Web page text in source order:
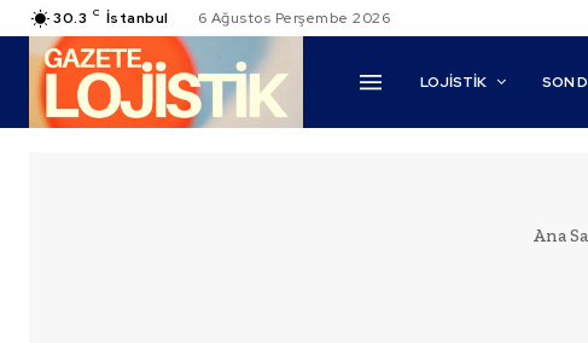
30.3 C İstanbul 6 Ağustos Perşembe 2026
LOJİSTİK SON
Ana